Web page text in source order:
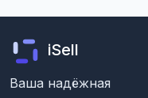
iSell
Ваша надёжная